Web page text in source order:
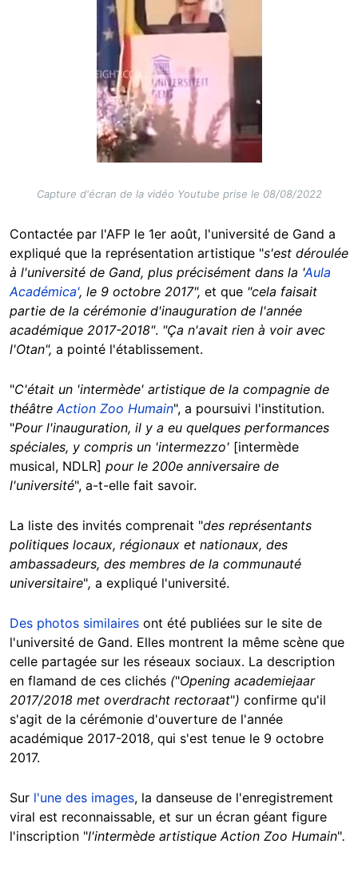
Capture d'écran de la vidéo Youtube prise le 08/08/2022
Contactée par l'AFP le 1er août, l'université de Gand a
expliqué que la représentation artistique "s'est déroulée
à l'université de Gand, plus précisément dans la 'Aula
Académica', le 9 octobre 2017", et que "cela faisait
partie de la cérémonie d'inauguration de l'année
académique 2017-2018". "Ça n'avait rien à voir avec
l'Otan", a pointé l'établissement.
"C'était un 'intermède' artistique de la compagnie de
théâtreAction Zoo Humain", a poursuivi l'institution.
"Pour l'inauguration, il y a eu quelques performances
spéciales, y compris un 'intermezzo' [intermède
musical, NDLR] pour le 200e anniversaire de
l'université", a-t-elle fait savoir.
La liste des invités comprenait "des représentants
politiques locaux, régionaux et nationaux, des
ambassadeurs, des membres de la communauté
universitaire", a expliqué l'université.
Des photos similaires ont été publiées sur le site de
l'université de Gand. Elles montrent la même scène que
celle partagée sur les réseaux sociaux. La description
en flamand de ces clichés ("Opening academiejaar
2017/2018 met overdracht rectoraat") confirme qu'il
s'agit de la cérémonie d'ouverture de l'année
académique 2017-2018, qui s'est tenue le 9 octobre
2017.
Sur l'une des images, la danseuse de l'enregistrement
viral est reconnaissable, et sur un écran géant figure
l'inscription "l'intermède artistique Action Zoo Humain".